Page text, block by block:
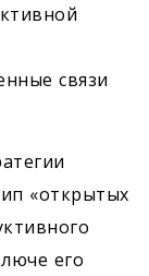
связи
«открытых
его